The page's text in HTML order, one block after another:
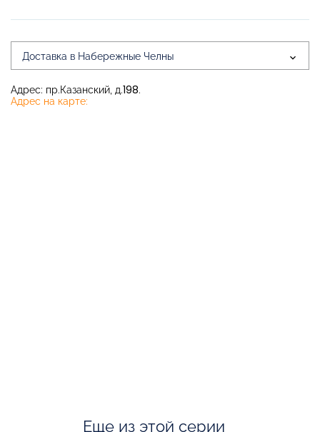
Доставка в Набережные Челны
Адрес: пр.Казанский, д.198.
Адрес на карте:
Еще из этой серии